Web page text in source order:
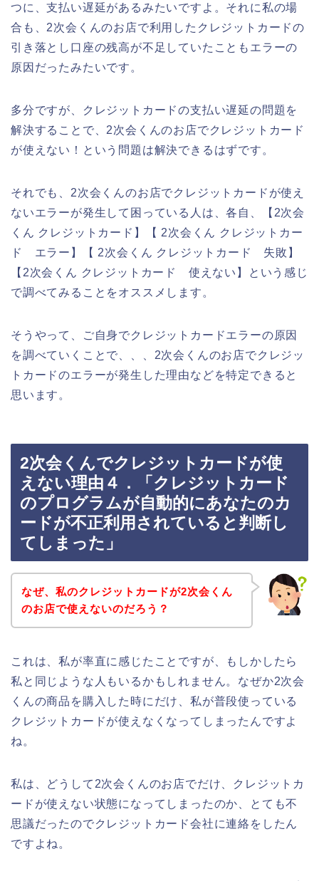
つに、支払い遅延があるみたいですよ。それに私の場
合も、2次会くんのお店で利用したクレジットカードの
引き落とし口座の残高が不足していたこともエラーの
原因だったみたいです。
多分ですが、クレジットカードの支払い遅延の問題を
解決することで、2次会くんのお店でクレジットカード
が使えない！という問題は解決できるはずです。
それでも、2次会くんのお店でクレジットカードが使え
ないエラーが発生して困っている人は、各自、【2次会
くん クレジットカード】【 2次会くん クレジットカー
ド エラー】【 2次会くん クレジットカード 失敗】
【2次会くん クレジットカード 使えない】という感じ
で調べてみることをオススメします。
そうやって、ご自身でクレジットカードエラーの原因
を調べていくことで、、、2次会くんのお店でクレジッ
トカードのエラーが発生した理由などを特定できると
思います。
2次会くんでクレジットカードが使
えない理由４．「クレジットカード
のプログラムが自動的にあなたのカ
ードが不正利用されていると判断し
てしまった」
なぜ、私のクレジットカードが2次会くん
のお店で使えないのだろう？
これは、私が率直に感じたことですが、もしかしたら
私と同じような人もいるかもしれません。なぜか2次会
くんの商品を購入した時にだけ、私が普段使っている
クレジットカードが使えなくなってしまったんですよ
ね。
私は、どうして2次会くんのお店でだけ、クレジットカ
ードが使えない状態になってしまったのか、とても不
思議だったのでクレジットカード会社に連絡をしたん
ですよね。